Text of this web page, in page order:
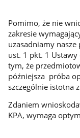
Pomimo, że nie
zakresie
uzasadniamy
ust. 1 pkt. 1
tym, że
późniejsza próba
szczególnie istotna
Zdaniem
KPA, wymaga